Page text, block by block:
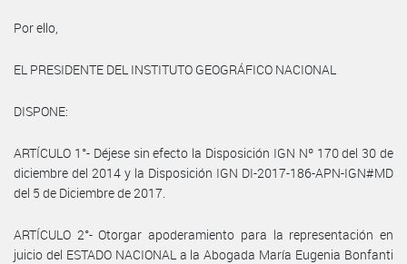
Por ello,
EL PRESIDENTE DEL INSTITUTO GEOGRÁFICO NACIONAL
DISPONE:
ARTÍCULO 1°- Déjese sin efecto la Disposición IGN Nº 170 del 30 de
diciembre del 2014 y la Disposición IGN DI-2017-186-APN-IGN#MD
del 5 de Diciembre de 2017.
ARTÍCULO 2°- Otorgar apoderamiento para la representación en
juicio del ESTADO NACIONAL a la Abogada María Eugenia Bonfanti